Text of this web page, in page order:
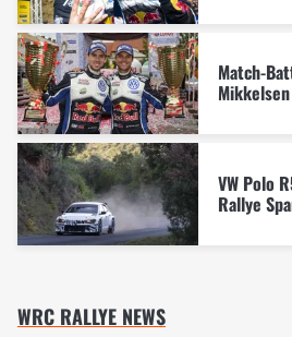
Match-
VW Polo
Rallye
WRC RALLYE NEWS